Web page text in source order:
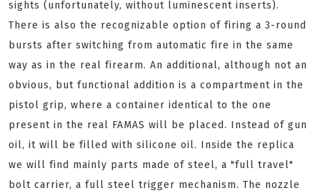
sights (unfortunately, without luminescent inserts).
There is also the recognizable option of firing a 3-round
bursts after switching from automatic fire in the same
way as in the real firearm. An additional, although not an
obvious, but functional addition is a compartment in the
pistol grip, where a container identical to the one
present in the real FAMAS will be placed. Instead of gun
oil, it will be filled with silicone oil. Inside the replica
we will find mainly parts made of steel, a "full travel"
bolt carrier, a full steel trigger mechanism. The nozzle